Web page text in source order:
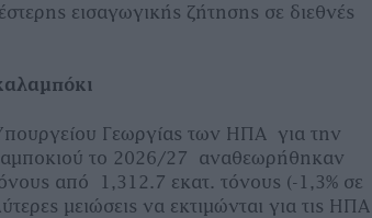
εισαγωγικής ζήτησης σε διεθνές
Υπουργείου Γεωργίας των ΗΠΑ για την
το 2026/27 αναθεωρήθηκαν
από 1,312.7 εκατ. τόνους (-1,3% σε
μειώσεις να εκτιμώνται για τις ΗΠΑ